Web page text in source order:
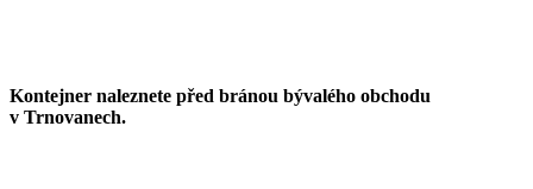
Kontejner naleznete před bránou bývalého obchodu
v Trnovanech.